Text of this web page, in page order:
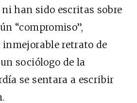
han sido escritas sobre
“compromiso”,
retrato de
sociólogo de la
se sentara a escribir